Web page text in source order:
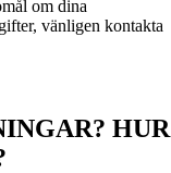
om dina
vänligen kontakta
HUR